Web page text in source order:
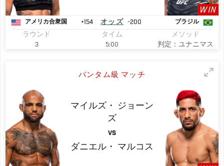
WIN
アメリカ合衆国 +154 オッズ -200 ブラジル
ラウンド
3
タイム
5:00
メソッド
判定：ユナニマス
バンタム級 マッチ
マイルズ・
ジョーン
ズ
VS
ダニエル・ マルコス